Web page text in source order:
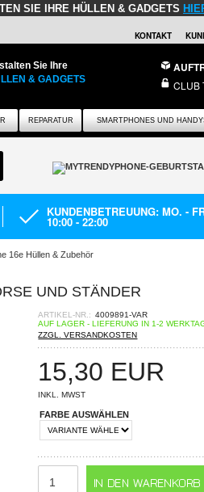
SIE IHRE HÜLLEN & GADGETS
KONTAKT
Sie Ihre
& GADGETS
CLUB
REPARATUR SMARTPHONES UND
KUNDENBETREUUNG: MO. -
10:00 - 22:00
16e Hüllen & Zubehör
UND STÄNDER
ARTIKEL-NR.: 4009891-VAR
AUF LAGER - LIEFERUNG IN 1-2
ZZGL. VERSANDKOSTEN
15,30 EUR
INKL. MWST
FARBE AUSWÄHLEN